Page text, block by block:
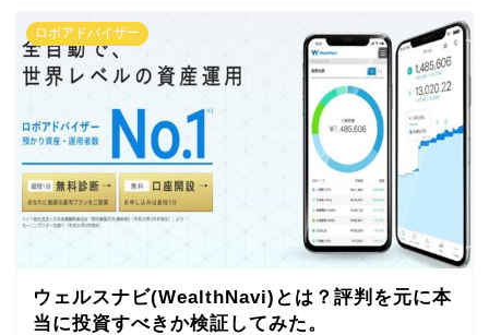
ロボアドバイザー
ウェルスナビ(WealthNavi)とは？評判を元に本
当に投資すべきか検証してみた。